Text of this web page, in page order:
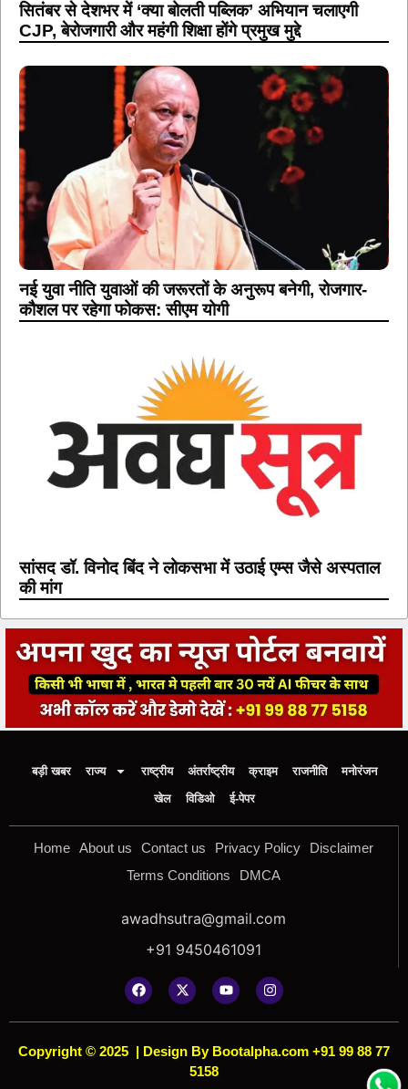
सितंबर से देशभर में ‘क्या बोलती पब्लिक’ अभियान चलाएगी
CJP, बेरोजगारी और महंगी शिक्षा होंगे प्रमुख मुद्दे
नई युवा नीति युवाओं की जरूरतों के अनुरूप बनेगी, रोजगार-
कौशल पर रहेगा फोकस: सीएम योगी
सांसद डॉ. विनोद बिंद ने लोकसभा में उठाई एम्स जैसे अस्पताल
की मांग
बड़ी खबर राज्य राष्ट्रीय अंतर्राष्ट्रीय क्राइम राजनीति
मनोरंजन
खेल
विडिओ ई-पेपर
Home About us Contact us Privacy Policy
Disclaimer
Terms Conditions
DMCA
awadhsutra@gmail.com
+91 9450461091
Copyright © 2025 | Design By Bootalpha.com +91 99 88 77
5158